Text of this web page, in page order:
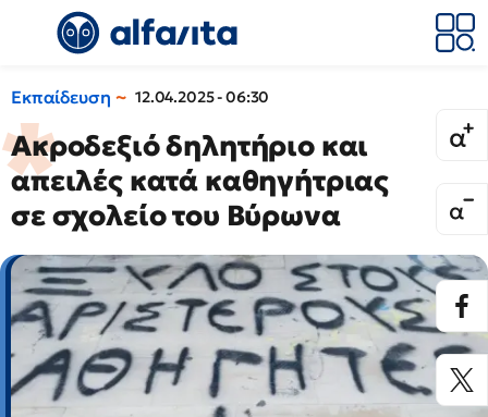
Εκπαίδευση 12.04.2025 - 06:30
Ακροδεξιό δηλητήριο και
απειλές κατά καθηγήτριας
σε σχολείο του Βύρωνα